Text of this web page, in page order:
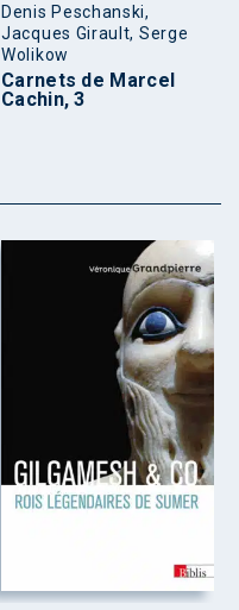
Denis Peschanski,
Jacques Girault, Serge
Wolikow
Carnets de Marcel
Cachin, 3